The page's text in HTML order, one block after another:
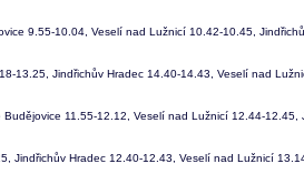
9.55-10.04, Veselí nad Lužnicí 10.42-10.45,
13.25, Jindřichův Hradec 14.40-14.43, Veselí nad
11.55-12.12, Veselí nad Lužnicí 12.44-12.45,
Jindřichův Hradec 12.40-12.43, Veselí nad Lužnicí